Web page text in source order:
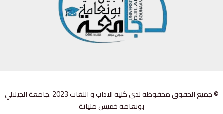
© جميع الحقوق محفوظة لدى كلية الاداب و اللغات 2023 .جامعة الجيلالي
بونعامة خميس مليانة